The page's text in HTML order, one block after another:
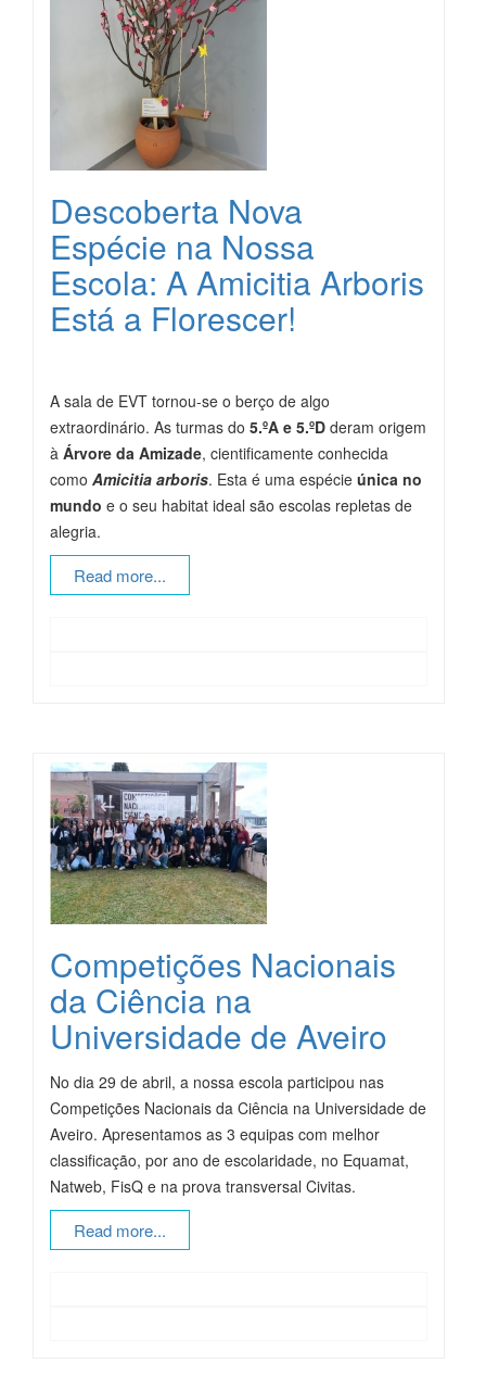
Descoberta Nova
Espécie na Nossa
Escola: A Amicitia Arboris
Está a Florescer!
A sala de EVT tornou-se o berço de algo
extraordinário. As turmas do 5.ºA e 5.ºD deram origem
à Árvore da Amizade, cientificamente conhecida
como Amicitia arboris. Esta é uma espécie única no
mundo e o seu habitat ideal são escolas repletas de
alegria.
Read more...
Competições Nacionais
da Ciência na
Universidade de Aveiro
No dia 29 de abril, a nossa escola participou nas
Competições Nacionais da Ciência na Universidade de
Aveiro. Apresentamos as 3 equipas com melhor
classificação, por ano de escolaridade, no Equamat,
Natweb, FisQ e na prova transversal Civitas.
Read more...